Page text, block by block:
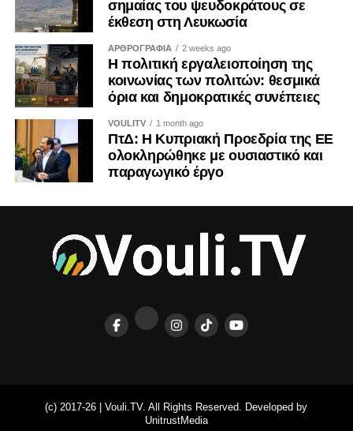
σημαίας του ψευδοκράτους σε
έκθεση στη Λευκωσία
ΑΡΘΡΟΓΡΑΦΙΑ 2 weeks ago
Η πολιτική εργαλειοποίηση της
κοινωνίας των πολιτών: θεσμικά
όρια και δημοκρατικές συνέπειες
VOULITV 1 month ago
ΠτΔ: Η Κυπριακή Προεδρία της ΕΕ
ολοκληρώθηκε με ουσιαστικό και
παραγωγικό έργο
(c) 2017-26 | Vouli.TV. All Rights Reserved. Developed by
UnitrustMedia